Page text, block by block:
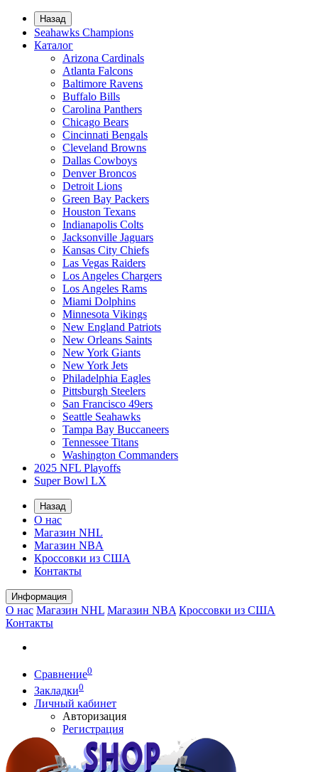
Назад
Seahawks Champions
Каталог
Arizona Cardinals
Atlanta Falcons
Baltimore Ravens
Buffalo Bills
Carolina Panthers
Chicago Bears
Cincinnati Bengals
Cleveland Browns
Dallas Cowboys
Denver Broncos
Detroit Lions
Green Bay Packers
Houston Texans
Indianapolis Colts
Jacksonville Jaguars
Kansas City Chiefs
Las Vegas Raiders
Los Angeles Chargers
Los Angeles Rams
Miami Dolphins
Minnesota Vikings
New England Patriots
New Orleans Saints
New York Giants
New York Jets
Philadelphia Eagles
Pittsburgh Steelers
San Francisco 49ers
Seattle Seahawks
Tampa Bay Buccaneers
Tennessee Titans
Washington Commanders
2025 NFL Playoffs
Super Bowl LX
Назад
О нас
Магазин NHL
Магазин NBA
Кроссовки из США
Контакты
Информация
О нас Магазин NHL Магазин NBA Кроссовки из США
Контакты
Сравнение0
Закладки0
Личный кабинет
Авторизация
Регистрация